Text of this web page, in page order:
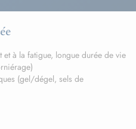
et à la fatigue, longue durée de vie
(gel/dégel, sels de